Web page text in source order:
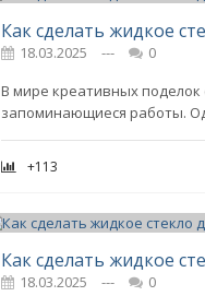
Как сделать жидкое
18.03.2025 ---
0
В мире креативных
запоминающиеся работы.
+113
Как сделать жидкое
18.03.2025 ---
0